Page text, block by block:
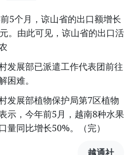
5个月，谅山省的出口额增长
。由此可见，谅山省的出口活
发展部已派遣工作代表团前往
困难。
发展部植物保护局第7区植物
示，今年前5月，越南8种水果
量同比增长50%。（完）
越通社